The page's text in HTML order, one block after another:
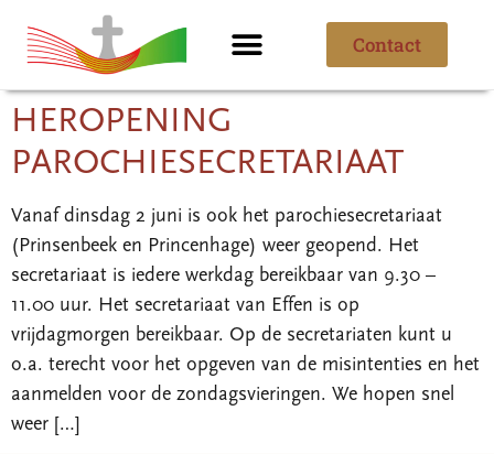
Contact
HEROPENING
PAROCHIESECRETARIAAT
Vanaf dinsdag 2 juni is ook het parochiesecretariaat
(Prinsenbeek en Princenhage) weer geopend. Het
secretariaat is iedere werkdag bereikbaar van 9.30 –
11.00 uur. Het secretariaat van Effen is op
vrijdagmorgen bereikbaar. Op de secretariaten kunt u
o.a. terecht voor het opgeven van de misintenties en het
aanmelden voor de zondagsvieringen. We hopen snel
weer […]